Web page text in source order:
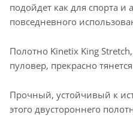
подойдет как для спорта и
повседневного
Полотно Kinetix King
пуловер, прекрасно
Прочный, устойчивый к
этого двустороннего